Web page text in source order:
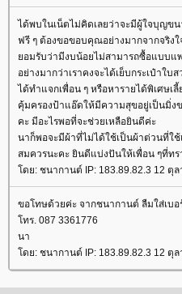
ได้พบในเน็ตไม่คิดเลยว่าจะมีผู้ใจบุญข
ฟรี ๆ ต้องขอขอบคุณอย่างมากจากจริงใ
อมรับว่ามีงบน้อยไม่สามารถซื้อแบบแพ
อย่างมากว่าเราคงจะได้เย็บกระเป๋าใ
ได้ทำแจกเพื่อน ๆ หรือหารายได้พิเศษเ
คุ้มครองป้าแอ๊ดให้มีความสุขอยู่เป็นมิ่
คะ มีอะไรพอที่จะช่วยเหลือยินดีค่ะ
นาก็พอจะมีผ้าที่ไม่ได้ใช้เป็นผ้าต่วนที่ใ
สมควรนะคะ ยินดีแบ่งปันให้เพื่อน ๆที่ทร
ดย: ชนากานต์ IP: 183.89.82.3 12 ตุล
ขอโทษด้วยค่ะ จากชนากานต์ ลืมใส่เบอ
ทร. 087 3361776
นา
ดย: ชนากานต์ IP: 183.89.82.3 12 ตุล